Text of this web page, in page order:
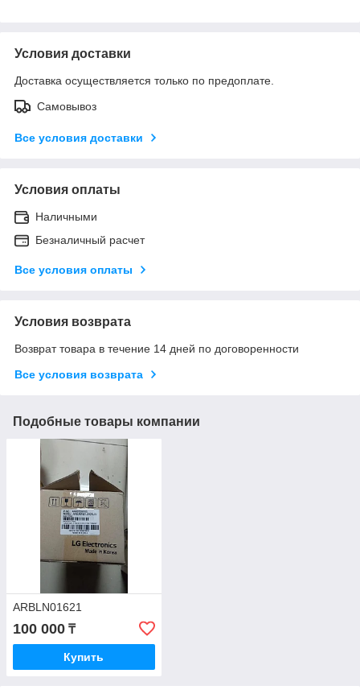
Условия доставки
Доставка осуществляется только по предоплате.
Самовывоз
Все условия доставки
Условия оплаты
Наличными
Безналичный расчет
Все условия оплаты
Условия возврата
Возврат товара в течение 14 дней по договоренности
Все условия возврата
Подобные товары компании
ARBLN01621
100 000 ₸
Купить